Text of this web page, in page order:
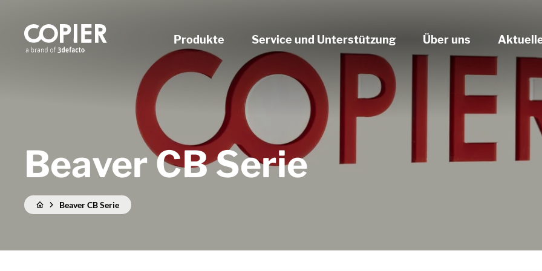
Produkte Service und Unterstützung Über uns
Beaver CB Serie
Beaver CB Serie